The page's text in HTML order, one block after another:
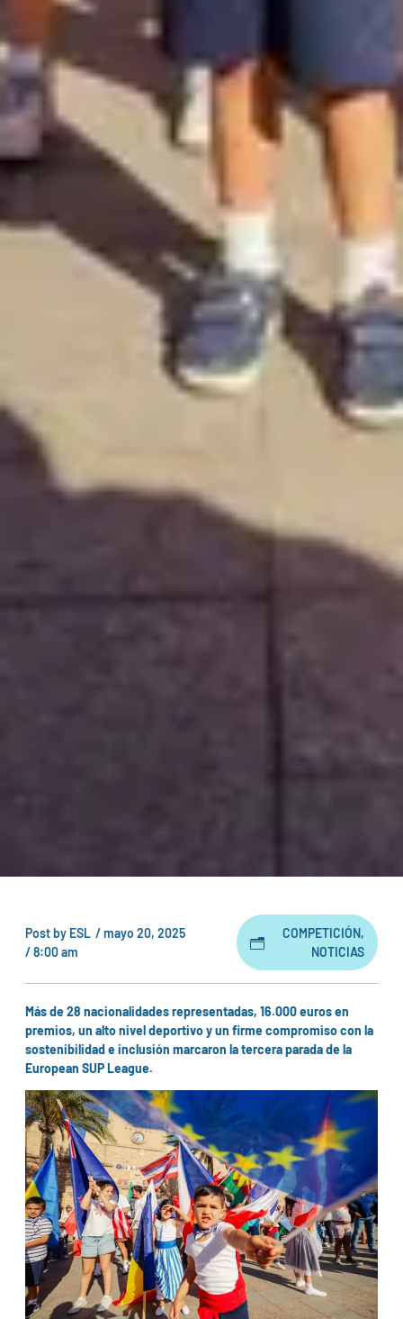
Post by ESL /mayo 20, 2025
/8:00 am
COMPETICIÓN,
NOTICIAS
Más de 28 nacionalidades representadas, 16.000 euros en
premios, un alto nivel deportivo y un firme compromiso con la
sostenibilidad e inclusión marcaron la tercera parada de la
European SUP League.